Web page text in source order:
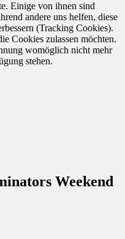
Weekend
Einige von ihnen sind
andere uns helfen, diese
(Tracking Cookies).
Cookies zulassen möchten.
womöglich nicht mehr
stehen.